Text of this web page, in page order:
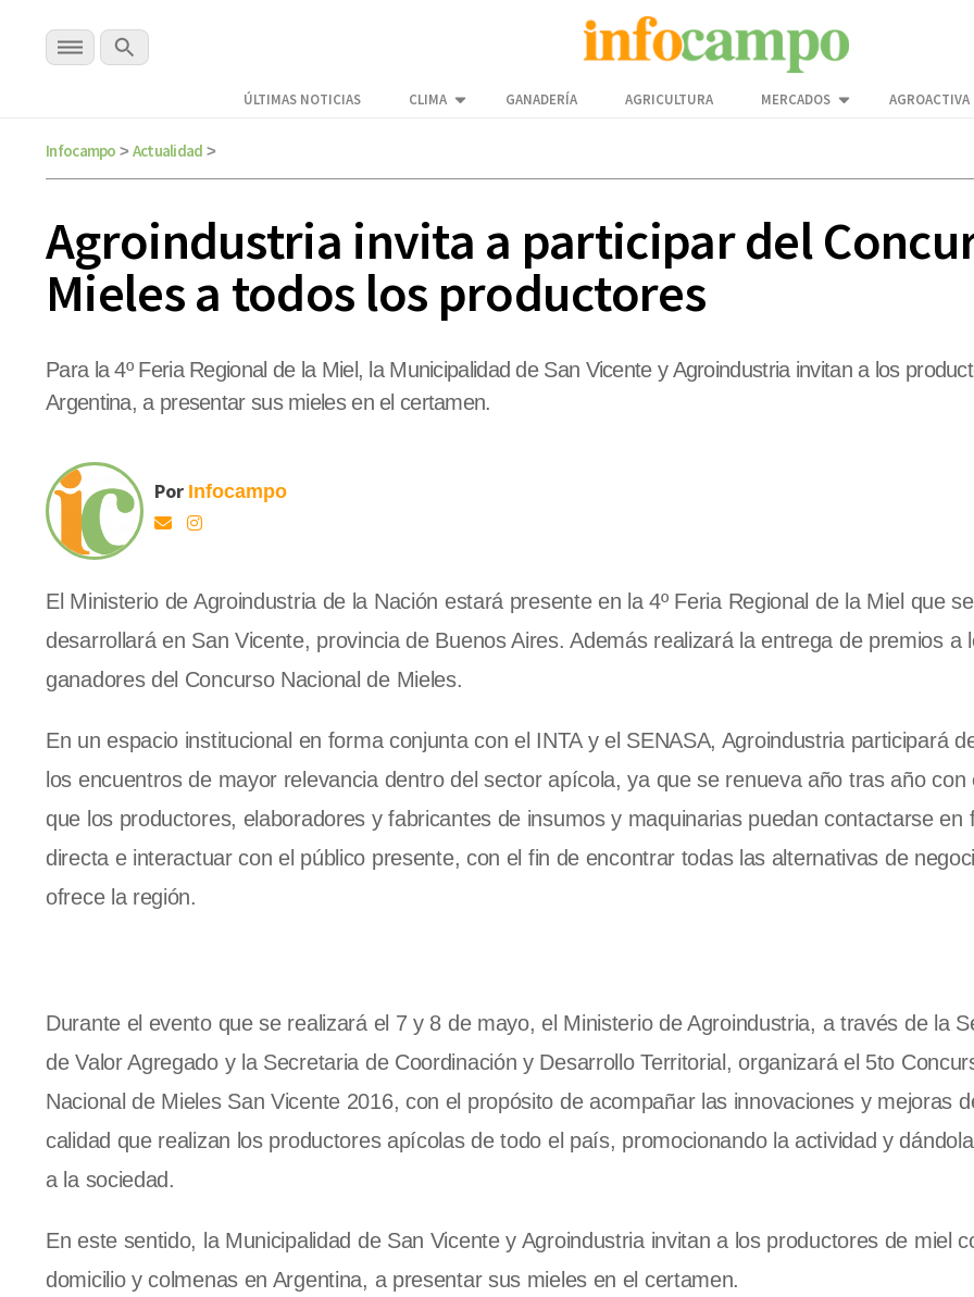
ÚLTIMAS NOTICIAS CLIMA GANADERÍA AGRICULTURA MERCADOS AGROACTIVA
Infocampo > Actualidad >
Agroindustria invita a participar del
Mieles a todos los productores
Para la 4º Feria Regional de la Miel, la Municipalidad de San Vicente y Agroindustria invitan a los
Argentina, a presentar sus mieles en el certamen.
Por Infocampo
El Ministerio de Agroindustria de la Nación estará presente en la 4º Feria Regional de la Miel que se
desarrollará en San Vicente, provincia de Buenos Aires. Además realizará la entrega de premios a
ganadores del Concurso Nacional de Mieles.
En un espacio institucional en forma conjunta con el INTA y el SENASA, Agroindustria participará
los encuentros de mayor relevancia dentro del sector apícola, ya que se renueva año tras año con
que los productores, elaboradores y fabricantes de insumos y maquinarias puedan contactarse en
directa e interactuar con el público presente, con el fin de encontrar todas las alternativas de
ofrece la región.
Durante el evento que se realizará el 7 y 8 de mayo, el Ministerio de Agroindustria, a través de la
de Valor Agregado y la Secretaria de Coordinación y Desarrollo Territorial, organizará el 5to
Nacional de Mieles San Vicente 2016, con el propósito de acompañar las innovaciones y mejoras
calidad que realizan los productores apícolas de todo el país, promocionando la actividad y
a la sociedad.
En este sentido, la Municipalidad de San Vicente y Agroindustria invitan a los productores de miel
domicilio y colmenas en Argentina, a presentar sus mieles en el certamen.